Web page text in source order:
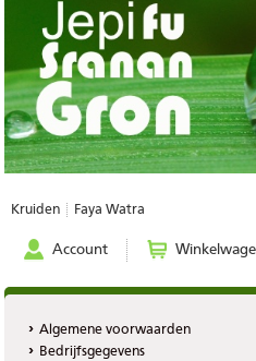
Kruiden Faya Watra
Account
Algemene voorwaarden
Bedrijfsgegevens